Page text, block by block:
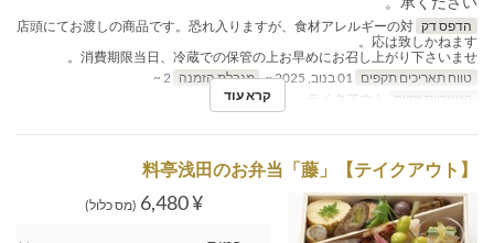
הדפס דק 店頭にてお渡しの商品です。恐れ入りますが、食材アレルギーの対
応は致しかねます。
消費期限当日、冷蔵での保管の上お早めにお召し上がり下さいませ。
טווח תאריכים תקפים
מגבלת הזמנה
קטגוריית מקום
קרא עוד
【テイクアウト】料亭浅田のお弁当「藤」
¥ 6,480 (מס כלול)